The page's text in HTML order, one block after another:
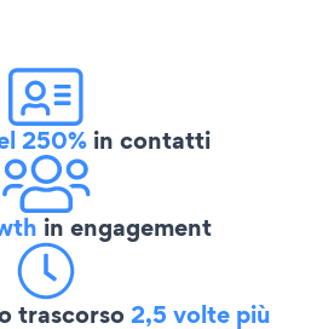
250% in contatti
in engagement
trascorso2,5 volte più